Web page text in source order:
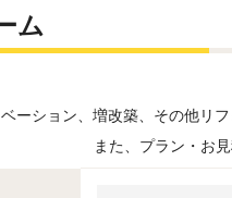
ム
ーション、増改築、その他リ
また、プラン・お